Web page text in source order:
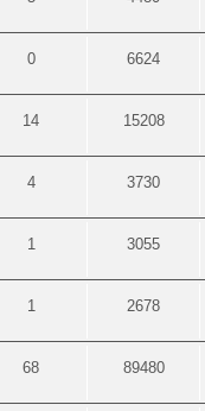
0 6624
14 15208
4 3730
1 3055
1 2678
68 89480